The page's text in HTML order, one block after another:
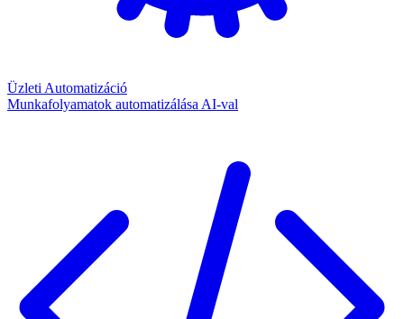
Üzleti Automatizáció
Munkafolyamatok automatizálása AI-val